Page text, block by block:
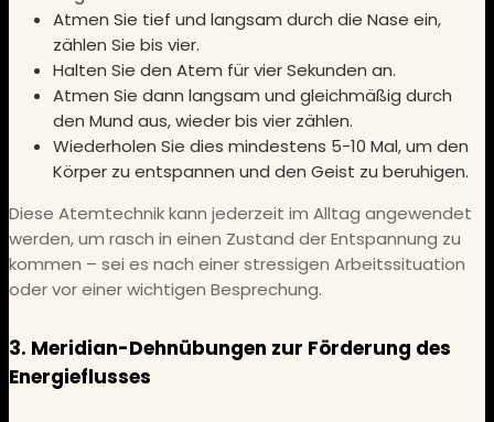
Atmen Sie tief und langsam durch die Nase ein,
zählen Sie bis vier.
Halten Sie den Atem für vier Sekunden an.
Atmen Sie dann langsam und gleichmäßig durch
den Mund aus, wieder bis vier zählen.
Wiederholen Sie dies mindestens 5-10 Mal, um den
Körper zu entspannen und den Geist zu beruhigen.
Diese Atemtechnik kann jederzeit im Alltag angewendet
werden, um rasch in einen Zustand der Entspannung zu
kommen – sei es nach einer stressigen Arbeitssituation
oder vor einer wichtigen Besprechung.
3. Meridian-Dehnübungen zur Förderung des
Energieflusses